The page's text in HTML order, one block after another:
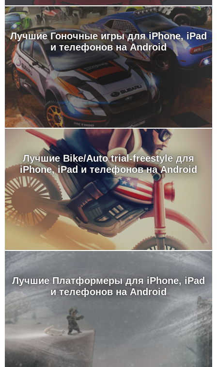
Лучшие Гоночные игры для iPhone, iPad
и телефонов на Android
Лучшие Bike/Auto trial-freestyle для
iPhone, iPad и телефонов на Android
Лучшие Платформеры для iPhone, iPad
и телефонов на Android